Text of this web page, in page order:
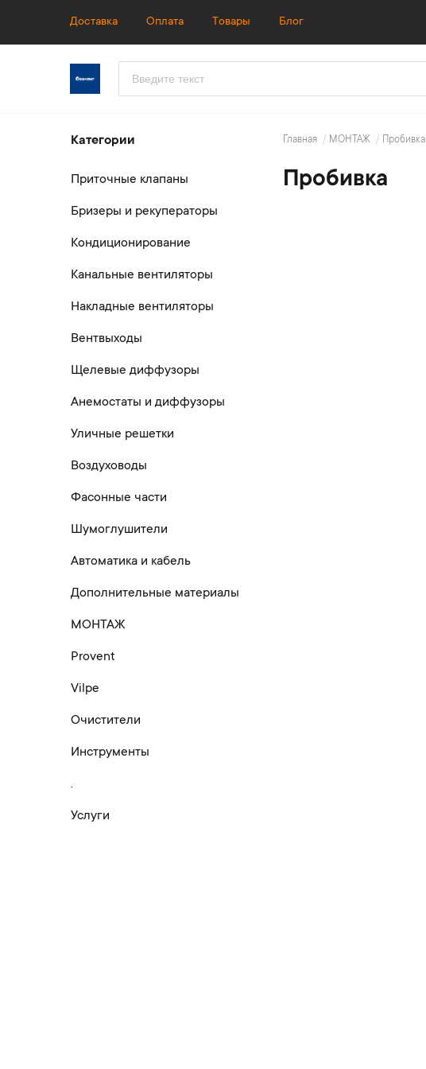
Доставка Оплата Товары Блог
Категории
Приточные клапаны
Бризеры и рекуператоры
Кондиционирование
Канальные вентиляторы
Накладные вентиляторы
Вентвыходы
Щелевые диффузоры
Анемостаты и диффузоры
Уличные решетки
Воздуховоды
Фасонные части
Шумоглушители
Автоматика и кабель
Дополнительные материалы
МОНТАЖ
Provent
Vilpe
Очистители
Инструменты
.
Услуги
Главная МОНТАЖ Пробивка
Пробивка